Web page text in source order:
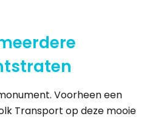
Voorheen een
Transport op deze mooie